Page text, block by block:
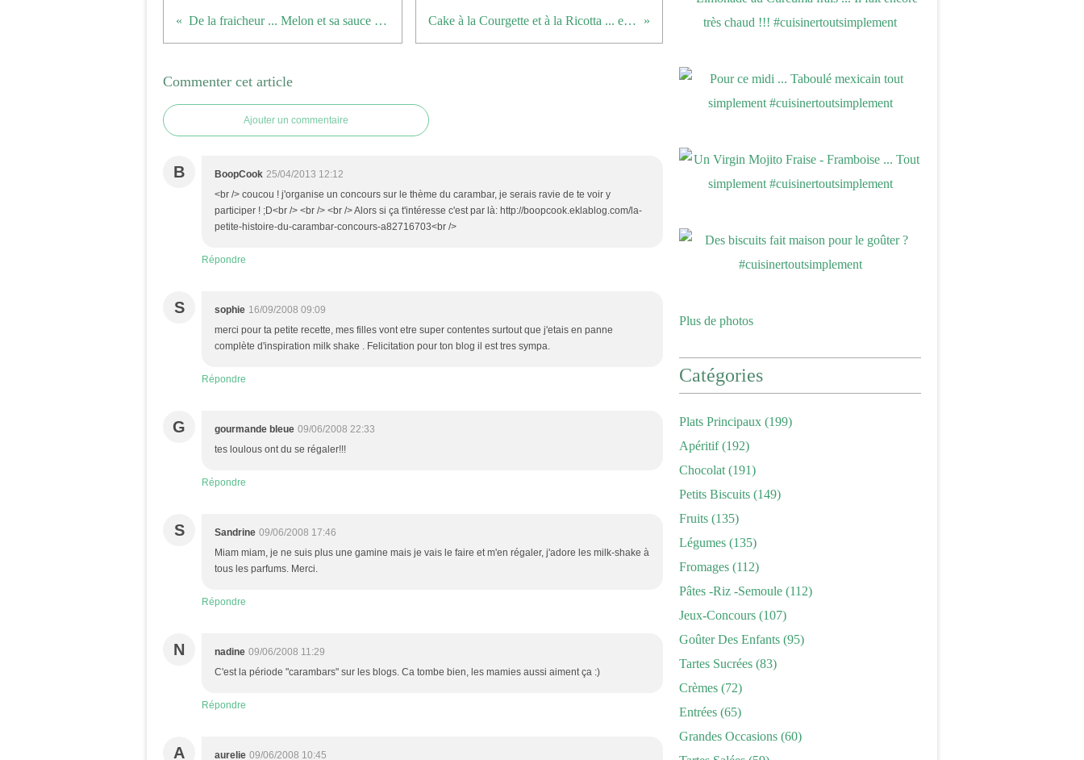
De la fraicheur ... Melon et sa sauce Chèvre - Bacon Cake à la Courgette et à la Ricotta ... et oui du sucré!!!
Commenter cet article
Ajouter un commentaire
B BoopCook 25/04/2013 12:12
<br /> coucou ! j'organise un concours sur le thème du carambar, je serais ravie de te voir y
participer ! ;D<br /> <br /> <br /> Alors si ça t'intéresse c'est par là: http://boopcook.eklablog.com/la-
petite-histoire-du-carambar-concours-a82716703<br />
Répondre
S sophie 16/09/2008 09:09
merci pour ta petite recette, mes filles vont etre super contentes surtout que j'etais en panne
complète d'inspiration milk shake . Felicitation pour ton blog il est tres sympa.
Répondre
G gourmande bleue 09/06/2008 22:33
tes loulous ont du se régaler!!!
Répondre
S Sandrine 09/06/2008 17:46
Miam miam, je ne suis plus une gamine mais je vais le faire et m'en régaler, j'adore les milk-shake à
tous les parfums. Merci.
Répondre
N nadine 09/06/2008 11:29
C'est la période "carambars" sur les blogs. Ca tombe bien, les mamies aussi aiment ça :)
Répondre
A aurelie 09/06/2008 10:45
Plus de photos
Catégories
Plats Principaux (199)
Apéritif(192)
Chocolat (191)
Petits Biscuits (149)
Fruits (135)
Légumes (135)
Fromages (112)
Pâtes -riz -semoule (112)
Jeux-Concours (107)
Goûter Des Enfants (95)
Tartes Sucrées (83)
Crèmes (72)
Entrées (65)
Grandes Occasions (60)